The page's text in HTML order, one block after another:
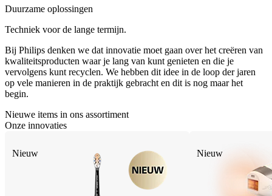
Duurzame oplossingen
Techniek voor de lange termijn.
Bij Philips denken we dat innovatie moet gaan over het creëren van
kwaliteitsproducten waar je lang van kunt genieten en die je
vervolgens kunt recyclen. We hebben dit idee in de loop der jaren
op vele manieren in de praktijk gebracht en dit is nog maar het
begin.
Nieuwe items in ons assortiment
Onze innovaties
Nieuw Nieuw